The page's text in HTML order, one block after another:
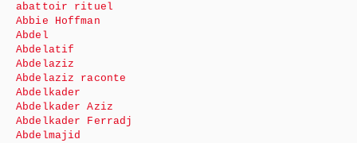
abattoir rituel
Abbie Hoffman
Abdel
Abdelatif
Abdelaziz
Abdelaziz raconte
Abdelkader
Abdelkader Aziz
Abdelkader Ferradj
Abdelmajid